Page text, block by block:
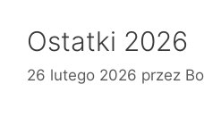
Ostatki 2026
26 lutego 2026 przez